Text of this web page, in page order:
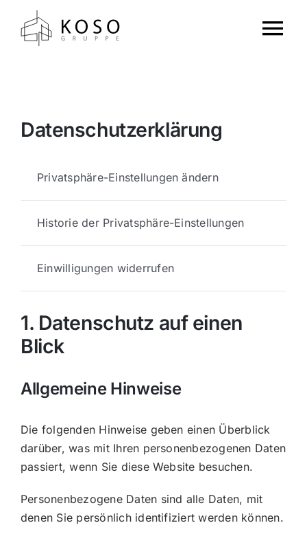
Inhalt
springen
Projekte
Datenschutzerklärung
Privatsphäre-Einstellungen ändern
Historie der Privatsphäre-Einstellungen
Einwilligungen widerrufen
1. Datenschutz auf einen
Blick
Allgemeine Hinweise
Die folgenden Hinweise geben einen Überblick
darüber, was mit Ihren personenbezogenen Daten
passiert, wenn Sie diese Website besuchen.
Personenbezogene Daten sind alle Daten, mit
denen Sie persönlich identifiziert werden können.